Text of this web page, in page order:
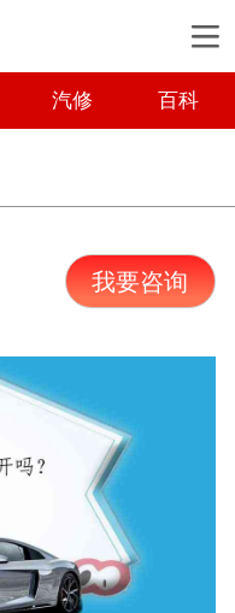
汽修 百科
我要咨询